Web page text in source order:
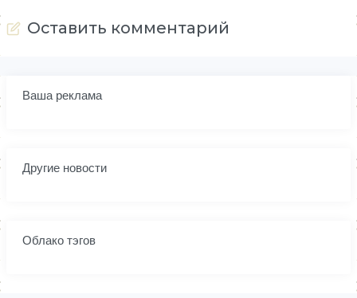
Оставить комментарий
Ваша реклама
Другие новости
Облако тэгов